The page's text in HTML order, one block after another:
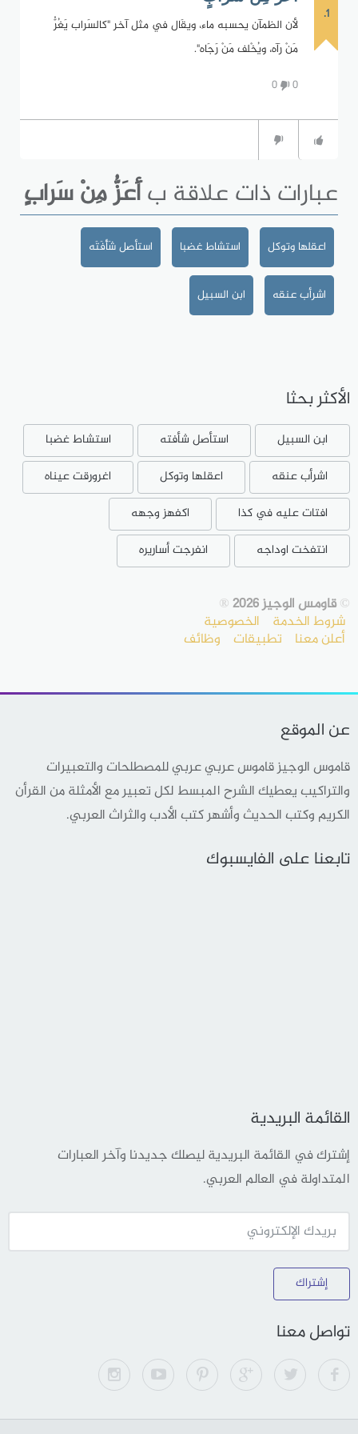
1.
لأن الظمآن يحسبه ماء، ويقَال في مثل آخر "كالسَراب يَغُرُّ
مَنْ رآه، ويُخْلف مَنْ رَجَاه".
0
0
عبارات ذات علاقة بأَعَزُّ مِنْ سَرابٍ
اعقلها وتوكل استشاط غضبا استأصل شَأْفَتَه
اشرأب عنقه ابن السبيل
الأكثر بحثا
ابن السبيل استأصل شأفته
استشاط غضبا
اشرأب عنقه
اعقلها وتوكل
اغرورقت عيناه
افتات عليه في كذا
اكفهز وجهه
انتفخت اوداجه
انفرجت أساريره
©قاومس الوجيز 2026 ®
شروط الخدمة الخصوصية
أعلن معنا تطبيقات وظائف
عن الموقع
قاموس الوجيز قاموس عربي عربي للمصطلحات والتعبيرات
والتراكيب يعطيك الشرح المبسط لكل تعبير مع الأمثلة من القرأن
الكريم وكتب الحديث وأشهر كتب الأدب والثراث العربي.
تابعنا على الفايسبوك
القائمة البريدية
إشترك في القائمة البريدية ليصلك جديدنا وآخر العبارات
المتداولة في العالم العربي.
إشتراك
تواصل معنا